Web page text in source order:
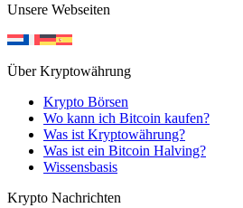
Unsere Webseiten
Über Kryptowährung
Krypto Börsen
Wo kann ich Bitcoin kaufen?
Was ist Kryptowährung?
Was ist ein Bitcoin Halving?
Wissensbasis
Krypto Nachrichten